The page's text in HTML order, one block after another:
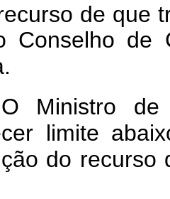
de que
Conselho de
de
limite
do recurso